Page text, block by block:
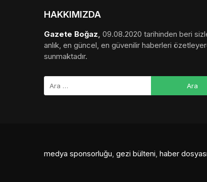
HAKKIMIZDA
Gazete Boğaz, 09.08.2020 tarihinden beri
anlık, en güncel, en güvenilir haberleri
sunmaktadır.
medya sponsorluğu, gezi bülteni, haber dosyası